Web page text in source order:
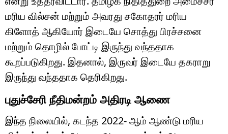
மரிய வில்சன் மற்றும் அவரது சகோதரர் மரிய
கிளோத் ஆகியோர் இடையே சொத்து பிரச்சனை
மற்றும் தொழில் போட்டி இருந்து வந்ததாக
கூறப்படுகிறது. இதனால், இருவர் இடையே தகராறு
இருந்து வந்ததாக தெரிகிறது.
புதுச்சேரி நீதிமன்றம் அதிரடி ஆணை
இந்த நிலையில், கடந்த 2022- ஆம் ஆண்டு மரிய